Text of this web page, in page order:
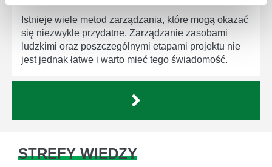
Istnieje wiele metod zarządzania, które mogą okazać
się niezwykle przydatne. Zarządzanie zasobami
ludzkimi oraz poszczególnymi etapami projektu nie
jest jednak łatwe i warto mieć tego świadomość.
STREFY WIEDZY